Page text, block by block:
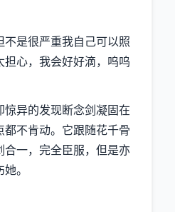
不是很严重我自己可以照
担心，我会好好滴，呜呜
惊异的发现断念剑凝固在
都不肯动。它跟随花千骨
合一，完全臣服，但是亦
。